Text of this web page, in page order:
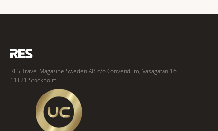
RES Travel Magazine Sweden AB c/o Convendum, Vasagatan 16
11121 Stockholm